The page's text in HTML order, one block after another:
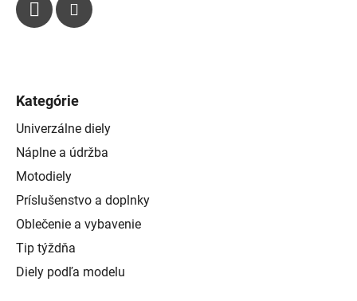
Kategórie
Univerzálne diely
Náplne a údržba
Motodiely
Príslušenstvo a doplnky
Oblečenie a vybavenie
Tip týždňa
Diely podľa modelu